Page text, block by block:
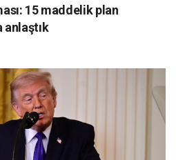
15 maddelik plan
anlaştık